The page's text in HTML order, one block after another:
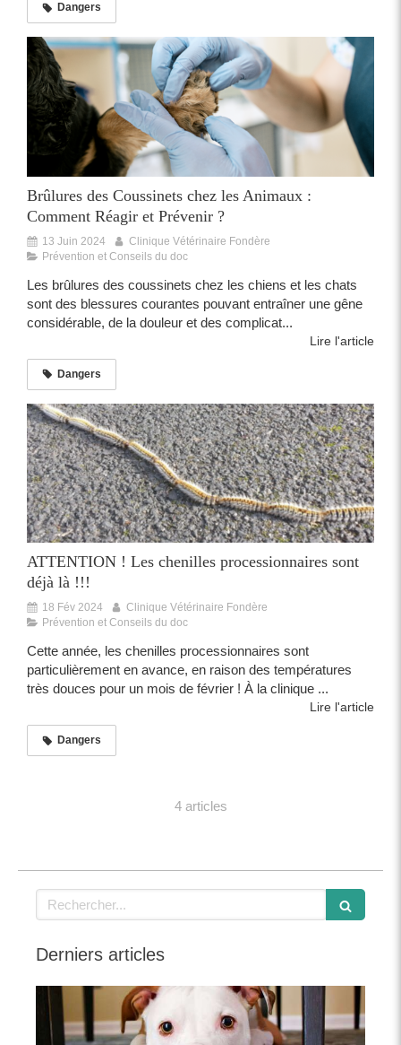
Dangers
Brûlures des Coussinets chez les Animaux :
Comment Réagir et Prévenir ?
13 Juin 2024
Clinique Vétérinaire Fondère
Prévention et Conseils du doc
Les brûlures des coussinets chez les chiens et les chats
sont des blessures courantes pouvant entraîner une gêne
considérable, de la douleur et des complicat...
Lire l'article
Dangers
ATTENTION ! Les chenilles processionnaires sont
déjà là !!!
18 Fév 2024
Clinique Vétérinaire Fondère
Prévention et Conseils du doc
Cette année, les chenilles processionnaires sont
particulièrement en avance, en raison des températures
très douces pour un mois de février ! À la clinique ...
Lire l'article
Dangers
4 articles
Rechercher
Derniers articles